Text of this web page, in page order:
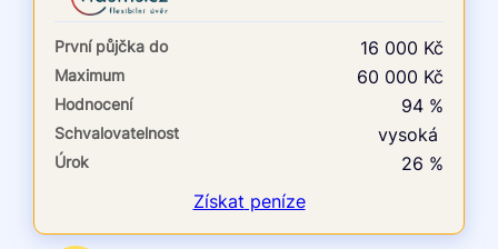
První půjčka zdarma
–
ano
ne
ano
První půjčka do 16 000 Kč
Maximum 60 000 Kč
Hodnocení 94 %
Schvalovatelnost vysoká
Úrok
26 %
Získat peníze